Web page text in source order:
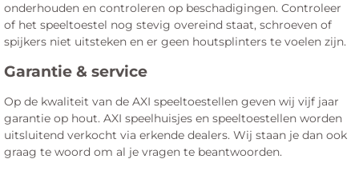
onderhouden en controleren op beschadigingen. Controleer
of het speeltoestel nog stevig overeind staat, schroeven of
spijkers niet uitsteken en er geen houtsplinters te voelen zijn.
Garantie & service
Op de kwaliteit van de AXI speeltoestellen geven wij vijf jaar
garantie op hout. AXI speelhuisjes en speeltoestellen worden
uitsluitend verkocht via erkende dealers. Wij staan je dan ook
graag te woord om al je vragen te beantwoorden.